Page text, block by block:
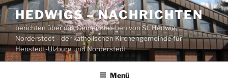
Zum
Inhalt
springen
HEDWIGS – NACHRICHTEN
berichten über das Gemeindeleben von St. Hedwig,
Norderstedt – der katholischen Kirchengemeinde für
Henstedt-Ulzburg und Norderstedt
Menü